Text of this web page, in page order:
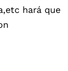
hará que